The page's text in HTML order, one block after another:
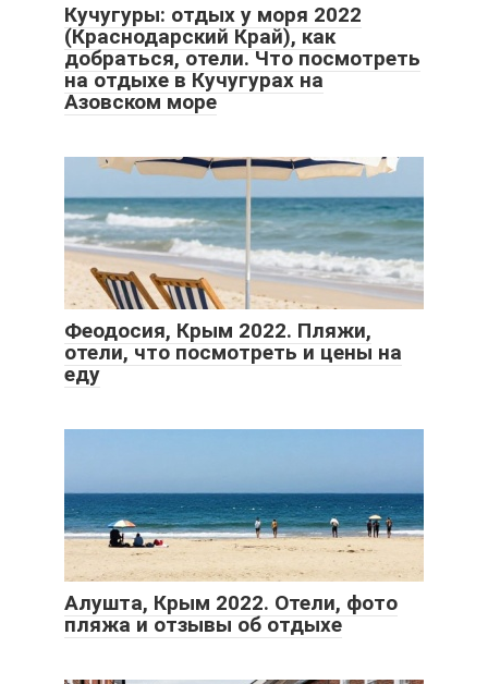
Кучугуры: отдых у моря 2022
(Краснодарский Край), как
добраться, отели. Что посмотреть
на отдыхе в Кучугурах на
Азовском море
Феодосия, Крым 2022. Пляжи,
отели, что посмотреть и цены на
еду
Алушта, Крым 2022. Отели, фото
пляжа и отзывы об отдыхе